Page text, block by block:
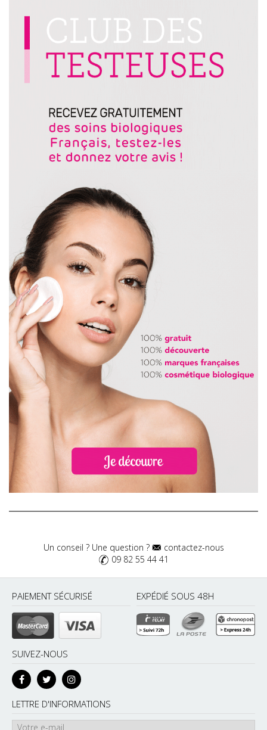
Un conseil ? Une question ?
contactez-nous
09 82 55 44 41
PAIEMENT SÉCURISÉ EXPÉDIÉ SOUS 48H
SUIVEZ-NOUS
LETTRE D'INFORMATIONS